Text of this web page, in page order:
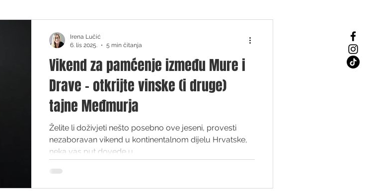
Vikend za pamćenje između Mure i
Drave - otkrijte vinske (i druge)
tajne Međmurja
Želite li doživjeti nešto posebno ove jeseni, provesti
nezaboravan vikend u kontinentalnom dijelu Hrvatske,
neka vas put dovede u ...
Irena Lučić
6. lis 2025.
5 min čitanja